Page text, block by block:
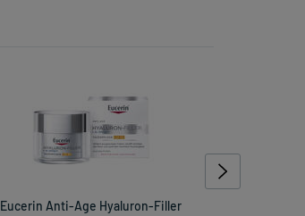
Eucerin Anti-Age Hyaluron-Filler